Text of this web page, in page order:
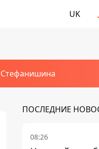
UK
Стефанишина
ПОСЛЕДНИЕ
08:26